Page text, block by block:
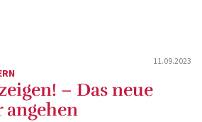
11.09.2023
– Das neue
angehen